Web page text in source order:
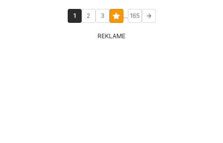
1 2 3 ... 165
REKLAME